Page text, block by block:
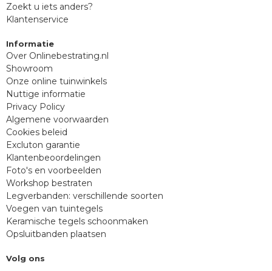
Zoekt u iets anders?
Klantenservice
Informatie
Over Onlinebestrating.nl
Showroom
Onze online tuinwinkels
Nuttige informatie
Privacy Policy
Algemene voorwaarden
Cookies beleid
Excluton garantie
Klantenbeoordelingen
Foto's en voorbeelden
Workshop bestraten
Legverbanden: verschillende soorten
Voegen van tuintegels
Keramische tegels schoonmaken
Opsluitbanden plaatsen
Volg ons